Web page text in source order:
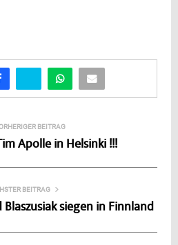
BEITRAG
Apolle in Helsinki !!!
BEITRAG
siegen in Finnland